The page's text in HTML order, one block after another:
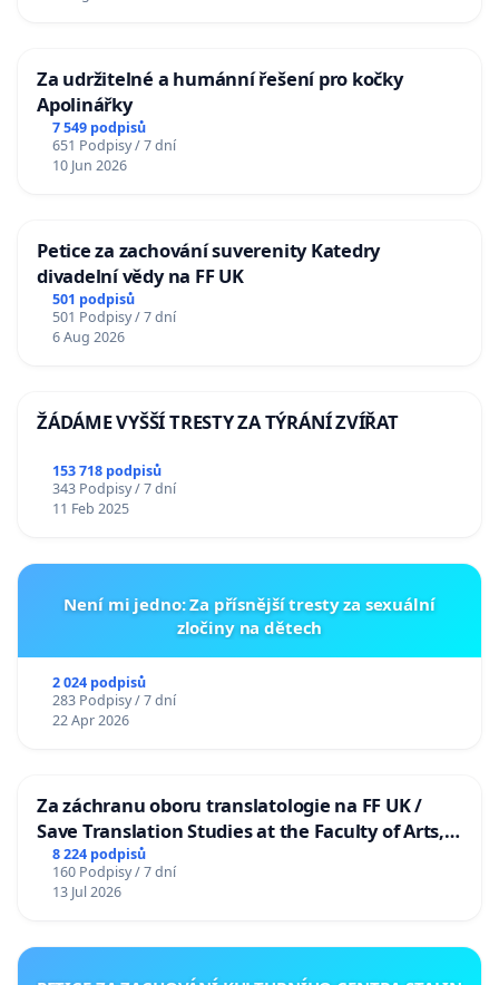
Za udržitelné a humánní řešení pro kočky
Apolinářky
7 549 podpisů
651 Podpisy / 7 dní
10 Jun 2026
Petice za zachování suverenity Katedry
divadelní vědy na FF UK
501 podpisů
501 Podpisy / 7 dní
6 Aug 2026
ŽÁDÁME VYŠŠÍ TRESTY ZA TÝRÁNÍ ZVÍŘAT
153 718 podpisů
343 Podpisy / 7 dní
11 Feb 2025
Není mi jedno: Za přísnější tresty za sexuální
zločiny na dětech
2 024 podpisů
283 Podpisy / 7 dní
22 Apr 2026
Za záchranu oboru translatologie na FF UK /
Save Translation Studies at the Faculty of Arts,
Charles University
8 224 podpisů
160 Podpisy / 7 dní
13 Jul 2026